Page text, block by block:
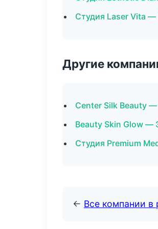
Студия Laser Vita —
Другие
Center Silk Beauty
Beauty Skin Glow —
Студия Premium
← Все компании в